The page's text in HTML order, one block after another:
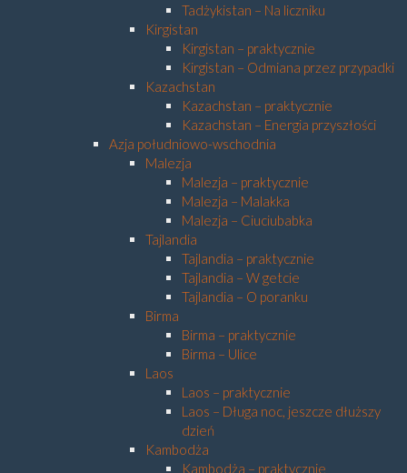
Tadżykistan – Na liczniku
Kirgistan
Kirgistan – praktycznie
Kirgistan – Odmiana przez przypadki
Kazachstan
Kazachstan – praktycznie
Kazachstan – Energia przyszłości
Azja południowo-wschodnia
Malezja
Malezja – praktycznie
Malezja – Malakka
Malezja – Ciuciubabka
Tajlandia
Tajlandia – praktycznie
Tajlandia – W getcie
Tajlandia – O poranku
Birma
Birma – praktycznie
Birma – Ulice
Laos
Laos – praktycznie
Laos – Długa noc, jeszcze dłuższy
dzień
Kambodża
Kambodża – praktycznie